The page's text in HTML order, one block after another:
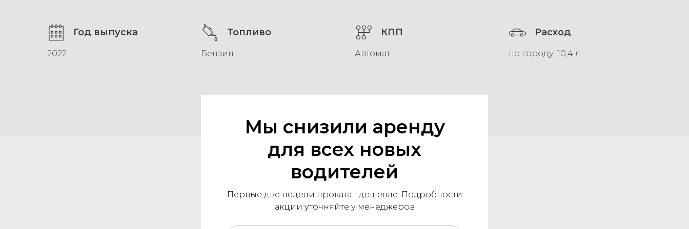
Год выпуска
2022
Топливо
Бензин
КПП
Автомат
Расход
по городу: 10,4 л.
Мы снизили аренду
для всех новых
водителей
Первые две недели проката - дешевле. Подробности
акции уточняйте у менеджеров